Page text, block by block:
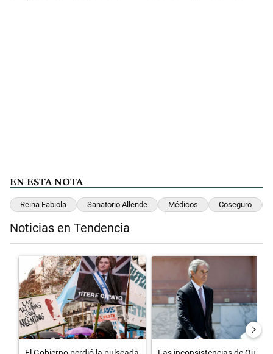
EN ESTA NOTA
Reina Fabiola Sanatorio Allende Médicos Coseguro
Noticias en Tendencia
Un artículo de tendencia con el título "El Gobierno perdió la
Un artículo de tendencia con el